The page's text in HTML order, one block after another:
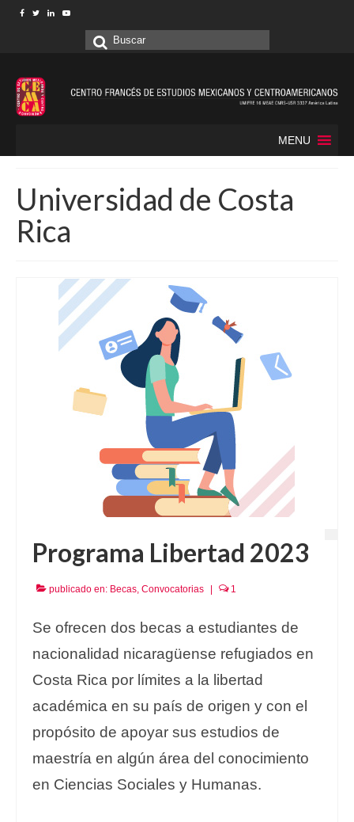
Buscar
MENU
Universidad de Costa
Rica
Programa Libertad 2023
publicado en: Becas, Convocatorias 1
Se ofrecen dos becas a estudiantes de
nacionalidad nicaragüense refugiados en
Costa Rica por límites a la libertad
académica en su país de origen y con el
propósito de apoyar sus estudios de
maestría en algún área del conocimiento
en Ciencias Sociales y Humanas.